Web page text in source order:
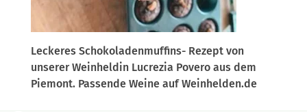
Leckeres Schokoladenmuffins- Rezept von
unserer Weinheldin Lucrezia Povero aus dem
Piemont. Passende Weine auf Weinhelden.de